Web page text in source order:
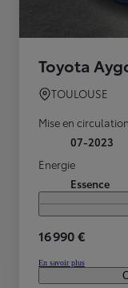
Toyota
TOULOUSE
Mise en circulation
07-2023
Energie
Essence
16 990 €
En savoir plus